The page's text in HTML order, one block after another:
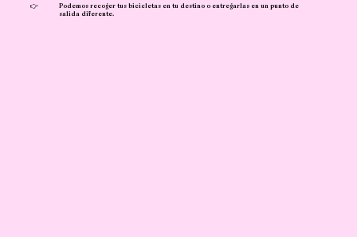
👉
Podemos recoger tus bicicletas en tu destino o entregarlas en un punto de
salida diferente.